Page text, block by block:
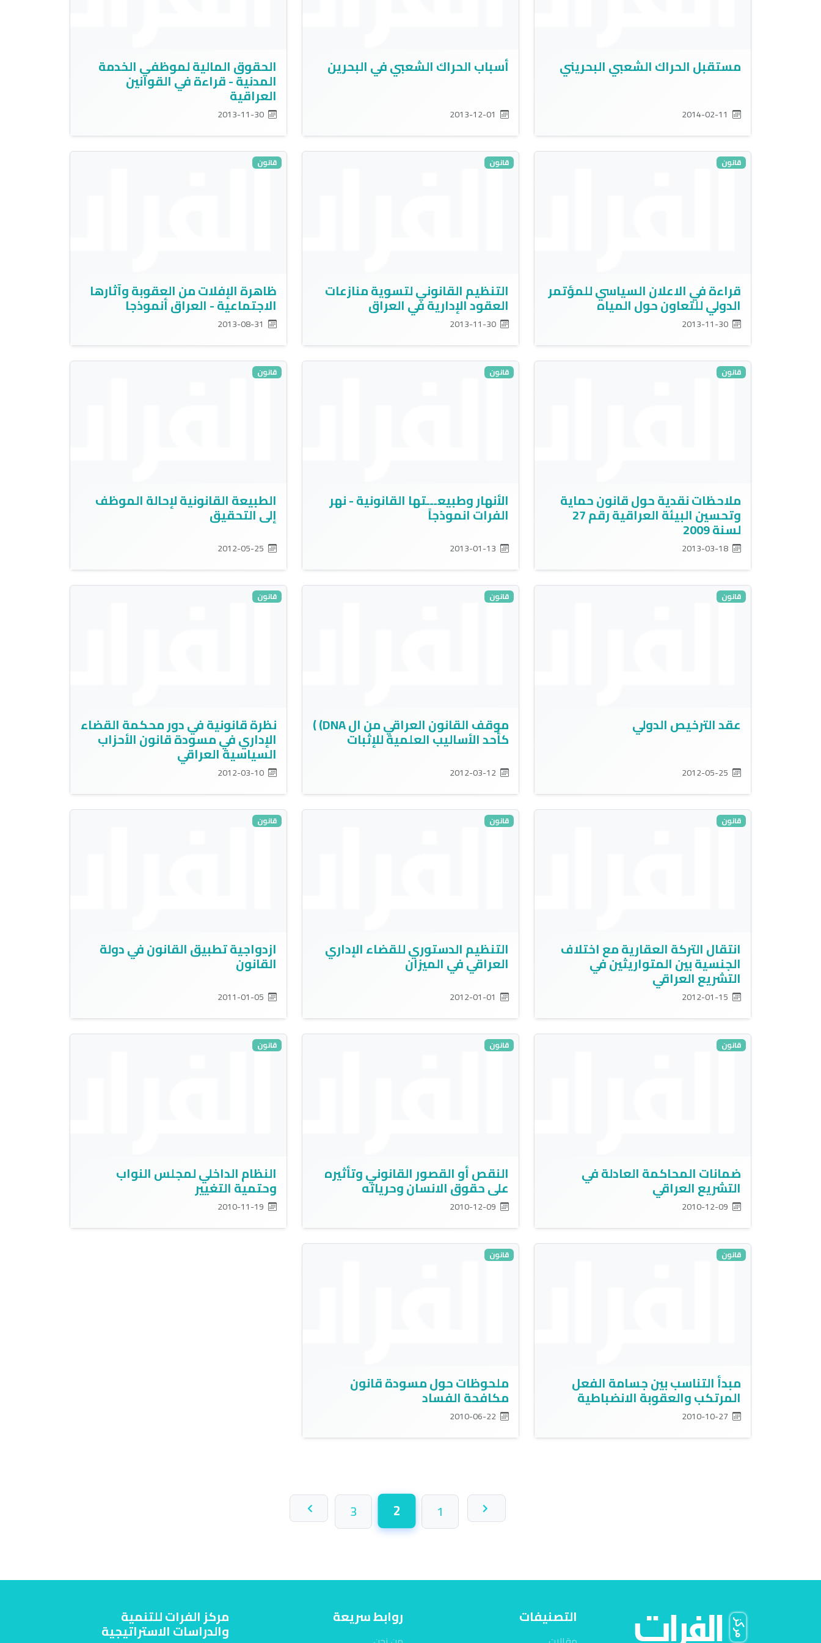
مستقبل الحراك الشعبي البحريني أسباب الحراك الشعبي في البحرين الحقوق المالية لموظفي الخدمة
المدنية - قراءة في القوانين
العراقية
قانون
قراءة في الاعلان السياسي للمؤتمر
الدولي للتعاون حول المياه
قانون
التنظيم القانوني لتسوية منازعات
العقود الإدارية في العراق
قانون
ظاهرة الإفلات من العقوبة وآثارها
الاجتماعية - العراق أنموذجا
قانون
ملاحظات نقدية حول قانون حماية
وتحسين البيئة العراقية رقم 27
لسنة 2009
قانون
الأنهار وطبيعـــتها القانونية - نهر
الفرات انموذجاً
قانون
الطبيعة القانونية لإحالة الموظف
إلى التحقيق
قانون
عقد الترخيص الدولي
قانون
موقف القانون العراقي من ال DNA) )
كأحد الأساليب العلمية للإثبات
قانون
نظرة قانونية في دور محكمة القضاء
الإداري في مسودة قانون الأحزاب
السياسية العراقي
قانون
انتقال التركة العقارية مع اختلاف
الجنسية بين المتواريثين في
التشريع العراقي
قانون
التنظيم الدستوري للقضاء الإداري
العراقي في الميزان
قانون
ازدواجية تطبيق القانون في دولة
القانون
قانون
ضمانات المحاكمة العادلة في
التشريع العراقي
قانون
النقص أو القصور القانوني وتأثيره
على حقوق الانسان وحرياته
قانون
النظام الداخلي لمجلس النواب
وحتمية التغيير
قانون
مبدأ التناسب بين جسامة الفعل
المرتكب والعقوبة الانضباطية
قانون
ملحوظات حول مسودة قانون
مكافحة الفساد
1
2(الصفحة الحالية)
3
التصنيفات روابط سريعة مركز الفرات للتنمية
والدراسات الاستراتيجية